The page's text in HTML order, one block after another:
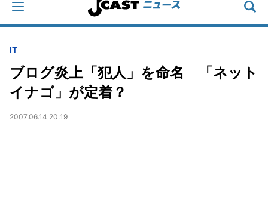
IT
ブログ炎上「犯人」を命名 「ネット
イナゴ」が定着？
2007.06.14 20:19